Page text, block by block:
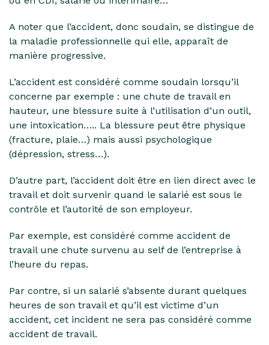
A noter que l’accident, donc soudain, se distingue de
la maladie professionnelle qui elle, apparaît de
manière progressive.
L’accident est considéré comme soudain lorsqu’il
concerne par exemple : une chute de travail en
hauteur, une blessure suite à l’utilisation d’un outil,
une intoxication….. La blessure peut être physique
(fracture, plaie…) mais aussi psychologique
(dépression, stress…).
D’autre part, l’accident doit être en lien direct avec le
travail et doit survenir quand le salarié est sous le
contrôle et l’autorité de son employeur.
Par exemple, est considéré comme accident de
travail une chute survenu au self de l’entreprise à
l’heure du repas.
Par contre, si un salarié s’absente durant quelques
heures de son travail et qu’il est victime d’un
accident, cet incident ne sera pas considéré comme
accident de travail.